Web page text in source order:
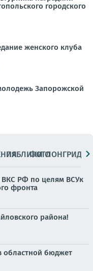
городского
женского клуба
Запорожской
ПАБЛИКИ
ФОТОЛОНГРИДЫ
ВКС РФ по целям ВСУк
фронта
района!
областной бюджет